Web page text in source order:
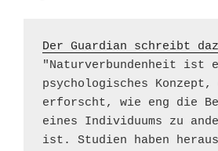
Der Guardian schreibt
"Naturverbundenheit ist
psychologisches Konzept,
erforscht, wie eng die
eines Individuums zu
ist. Studien haben